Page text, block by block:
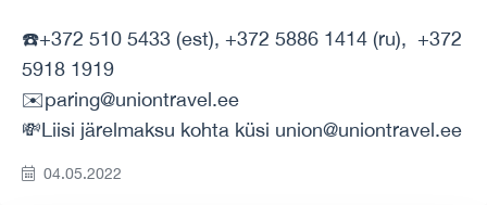
☎️+372 510 5433 (est), +372 5886 1414 (ru), +372
5918 1919
✉️paring@uniontravel.ee
💸Liisi järelmaksu kohta küsi union@uniontravel.ee
04.05.2022